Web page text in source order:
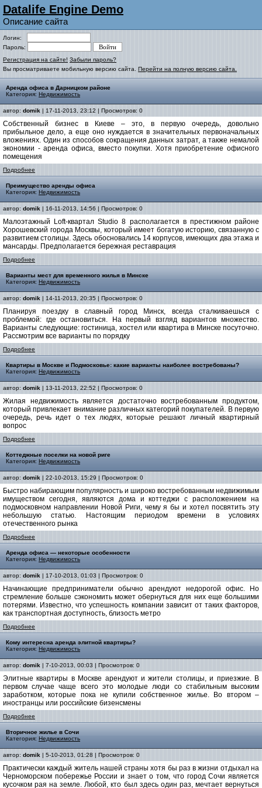
Datalife Engine Demo
Описание сайта
Логин:
Пароль:
Регистрация на сайте! Забыли пароль?
Вы просматриваете мобильную версию сайта. Перейти на полную версию сайта.
Аренда офиса в Дарницком районе
Категория: Недвижимость
автор: domik | 17-11-2013, 23:12 | Просмотров: 0
Собственный бизнес в Киеве – это, в первую очередь, довольно
прибыльное дело, а еще оно нуждается в значительных первоначальных
вложениях. Один из способов сокращения данных затрат, а также немалой
экономии - аренда офиса, вместо покупки. Хотя приобретение офисного
помещения
Подробнее
Преимущество аренды офиса
Категория: Недвижимость
автор: domik | 16-11-2013, 14:56 | Просмотров: 0
Малоэтажный Loft-квартал Studio 8 располагается в престижном районе
Хорошевский города Москвы, который имеет богатую историю, связанную с
развитием столицы. Здесь обосновались 14 корпусов, имеющих два этажа и
мансарды. Предполагается бережная реставрация
Подробнее
Варианты мест для временного жилья в Минске
Категория: Недвижимость
автор: domik | 14-11-2013, 20:35 | Просмотров: 0
Планируя поездку в славный город Минск, всегда сталкиваешься с
проблемой: где остановиться. На первый взгляд вариантов множество.
Варианты следующие: гостиница, хостел или квартира в Минске посуточно.
Рассмотрим все варианты по порядку
Подробнее
Квартиры в Москве и Подмосковье: какие варианты наиболее востребованы?
Категория: Недвижимость
автор: domik | 13-11-2013, 22:52 | Просмотров: 0
Жилая недвижимость является достаточно востребованным продуктом,
который привлекает внимание различных категорий покупателей. В первую
очередь, речь идет о тех людях, которые решают личный квартирный
вопрос
Подробнее
Коттеджные поселки на новой риге
Категория: Недвижимость
автор: domik | 22-10-2013, 15:29 | Просмотров: 0
Быстро набирающим популярность и широко востребованным недвижимым
имуществом сегодня, являются дома и коттеджи с расположением на
подмосковном направлении Новой Риги, чему я бы и хотел посвятить эту
небольшую статью. Настоящим периодом времени в условиях
отечественного рынка
Подробнее
Аренда офиса — некоторые особенности
Категория: Недвижимость
автор: domik | 17-10-2013, 01:03 | Просмотров: 0
Начинающие предприниматели обычно арендуют недорогой офис. Но
стремление больше сэкономить может обернуться для них еще большими
потерями. Известно, что успешность компании зависит от таких факторов,
как транспортная доступность, близость метро
Подробнее
Кому интересна аренда элитной квартиры?
Категория: Недвижимость
автор: domik | 7-10-2013, 00:03 | Просмотров: 0
Элитные квартиры в Москве арендуют и жители столицы, и приезжие. В
первом случае чаще всего это молодые люди со стабильным высоким
заработком, которые пока не купили собственное жилье. Во втором –
иностранцы или российские бизенсмены
Подробнее
Вторичное жилье в Сочи
Категория: Недвижимость
автор: domik | 5-10-2013, 01:28 | Просмотров: 0
Практически каждый житель нашей страны хотя бы раз в жизни отдыхал на
Черноморском побережье России и знает о том, что город Сочи является
кусочком рая на земле. Любой, кто был здесь один раз, мечтает вернуться